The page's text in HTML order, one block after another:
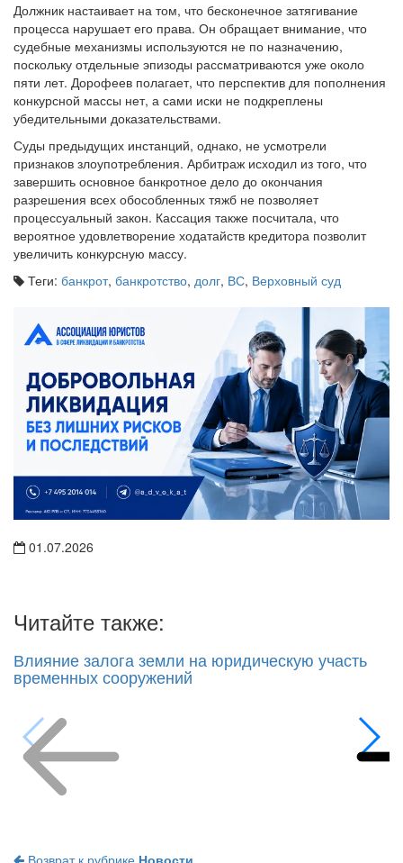
Должник настаивает на том, что бесконечное затягивание
процесса нарушает его права. Он обращает внимание, что
судебные механизмы используются не по назначению,
поскольку отдельные эпизоды рассматриваются уже около
пяти лет. Дорофеев полагает, что перспектив для пополнения
конкурсной массы нет, а сами иски не подкреплены
убедительными доказательствами.
Суды предыдущих инстанций, однако, не усмотрели
признаков злоупотребления. Арбитраж исходил из того, что
завершить основное банкротное дело до окончания
разрешения всех обособленных тяжб не позволяет
процессуальный закон. Кассация также посчитала, что
вероятное удовлетворение ходатайств кредитора позволит
увеличить конкурсную массу.
Теги: банкрот, банкротство, долг, ВС, Верховный суд
01.07.2026
Читайте также:
Влияние залога земли на юридическую участь
временных сооружений
Возврат к рубрике Новости